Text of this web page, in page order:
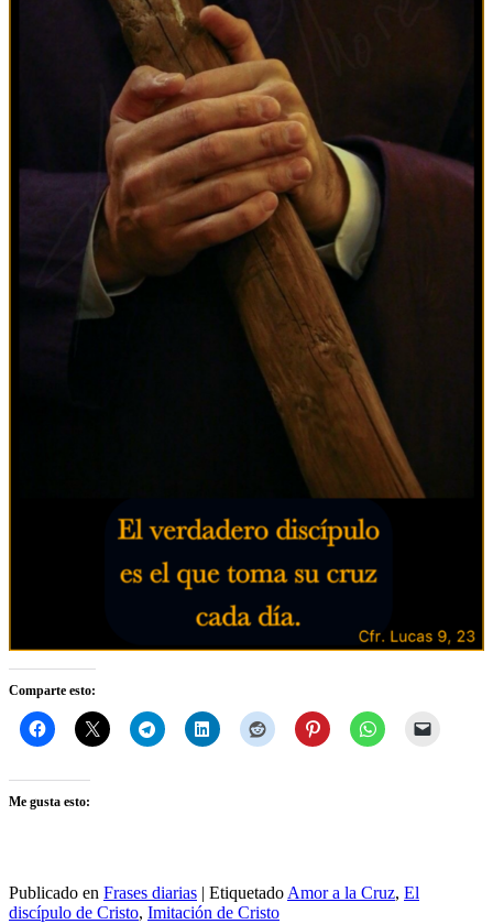
Comparte esto:
Me gusta esto:
Publicado en Frases diarias | Etiquetado Amor a la Cruz, El
discípulo de Cristo, Imitación de Cristo